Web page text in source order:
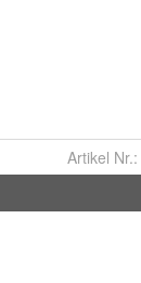
Artikel Nr.: